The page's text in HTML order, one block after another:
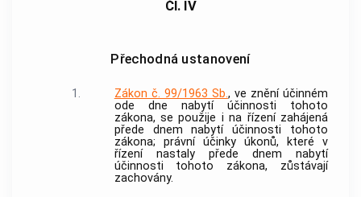
Čl. IV
Přechodná ustanovení
1. Zákon č. 99/1963 Sb., ve znění účinném
ode dne nabytí účinnosti tohoto
zákona, se použije i na řízení zahájená
přede dnem nabytí účinnosti tohoto
zákona; právní účinky úkonů, které v
řízení nastaly přede dnem nabytí
účinnosti tohoto zákona, zůstávají
zachovány.